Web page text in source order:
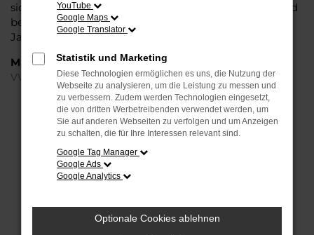
sich über einen preislichen Nachlass freuen dürfen und
beim Kauf auf ein Unternehmen mit mehr als 80
Jahren Erfahrung setzen.
Marken
VW
FEHLER: NETWORK ERROR
Hier sind ein paar Tipps, die dir helfen können:
Überprüfe deine Firewall und deine
Laden andere Webseiten, zum Beispiel deine
YouTube
Google Maps
Google Translator
Statistik und Marketing
Diese Technologien ermöglichen es uns, die Nutzung der
Webseite zu analysieren, um die Leistung zu messen und
zu verbessern. Zudem werden Technologien eingesetzt,
die von dritten Werbetreibenden verwendet werden, um
Sie auf anderen Webseiten zu verfolgen und um Anzeigen
zu schalten, die für Ihre Interessen relevant sind.
Google Tag Manager
Google Ads
Google Analytics
Optionale Cookies ablehnen